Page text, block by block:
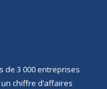
de 3 000 entreprises
chiffre d’affaires